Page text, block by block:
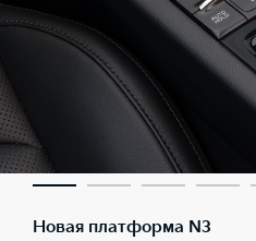
Новая платформа N3